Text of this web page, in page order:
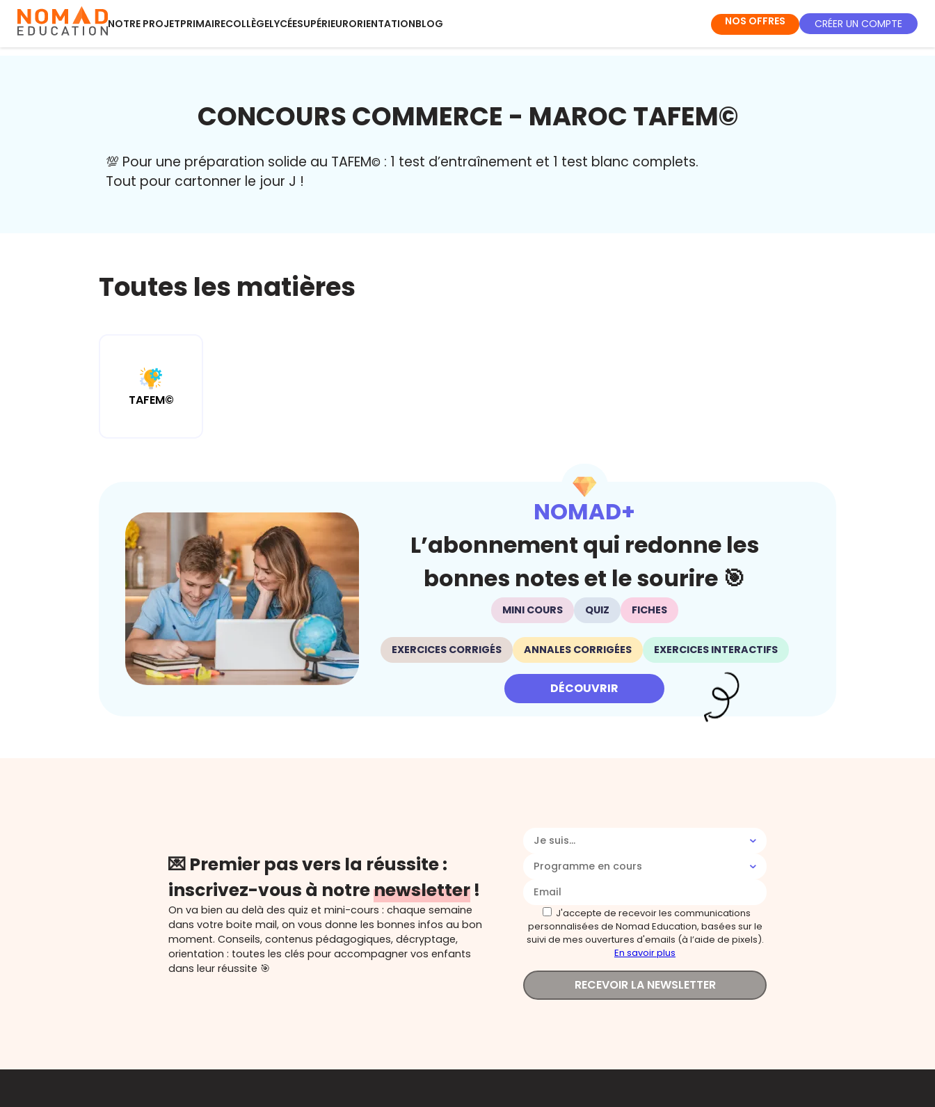
NOTRE PROJETPRIMAIRECOLLÈGELYCÉESUPÉRIEURORIENTATIONBLOG NOS OFFRES CRÉER UN COMPTE
CONCOURS COMMERCE - MAROC TAFEM©
💯 Pour une préparation solide au TAFEM© : 1 test d’entraînement et 1 test blanc complets.
Tout pour cartonner le jour J !
Toutes les matières
TAFEM©
NOMAD+
L’abonnement qui redonne les
bonnes notes et le sourire 🎯
MINI COURS QUIZ FICHES
EXERCICES CORRIGÉS ANNALES CORRIGÉES EXERCICES INTERACTIFS
DÉCOUVRIR
💌 Premier pas vers la réussite :
inscrivez-vous à notrenewsletter !
On va bien au delà des quiz et mini-cours : chaque semaine
dans votre boite mail, on vous donne les bonnes infos au bon
moment. Conseils, contenus pédagogiques, décryptage,
orientation : toutes les clés pour accompagner vos enfants
dans leur réussite 🎯
Je suis...
Programme en cours
J'accepte de recevoir les communications
personnalisées de Nomad Education, basées sur le
suivi de mes ouvertures d'emails (à l’aide de pixels).
En savoir plus
RECEVOIR LA NEWSLETTER